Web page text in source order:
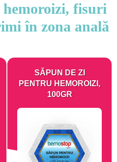
fisuri
în zona anală
SĂPUN DE ZI
PENTRU HEMOROIZI,
100GR